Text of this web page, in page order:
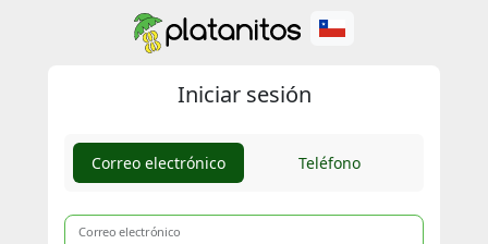
Iniciar sesión
Correo electrónico Teléfono
Correo electrónico